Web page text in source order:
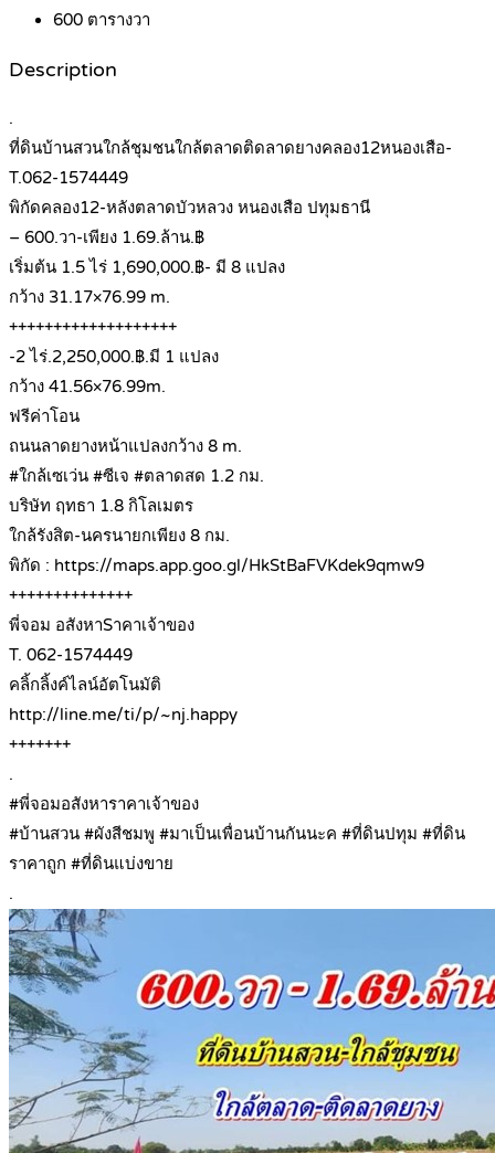
600 ตารางวา
Description
.
ที่ดินบ้านสวนใกล้ชุมชนใกล้ตลาดติดลาดยางคลอง12หนองเสือ-
T.062-1574449
พิกัดคลอง12-หลังตลาดบัวหลวง หนองเสือ ปทุมธานี
– 600.วา-เพียง 1.69.ล้าน.฿
เริ่มต้น 1.5 ไร่ 1,690,000.฿- มี 8 แปลง
กว้าง 31.17×76.99 m.
+++++++++++++++++++
-2 ไร่.2,250,000.฿.มี 1 แปลง
กว้าง 41.56×76.99m.
ฟรีค่าโอน
ถนนลาดยางหน้าแปลงกว้าง 8 m.
#ใกล้เซเว่น #ซีเจ #ตลาดสด 1.2 กม.
บริษัท ฤทธา 1.8 กิโลเมตร
ใกล้รังสิต-นครนายกเพียง 8 กม.
พิกัด : https://maps.app.goo.gl/HkStBaFVKdek9qmw9
++++++++++++++
พี่จอม อสังหาSาคาเจ้าของ
T. 062-1574449
คลิ้กลิ้งค์ไลน์อัตโนมัติ
http://line.me/ti/p/~nj.happy
+++++++
.
#พี่จอมอสังหาราคาเจ้าของ
#บ้านสวน #ผังสีชมพู #มาเป็นเพื่อนบ้านกันนะค #ที่ดินปทุม #ที่ดิน
ราคาถูก #ที่ดินแบ่งขาย
.